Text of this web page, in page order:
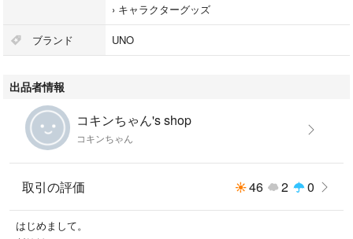
› キャラクターグッズ
ブランド UNO
出品者情報
コキンちゃん's shop
コキンちゃん
取引の評価 46 2 0
はじめまして。